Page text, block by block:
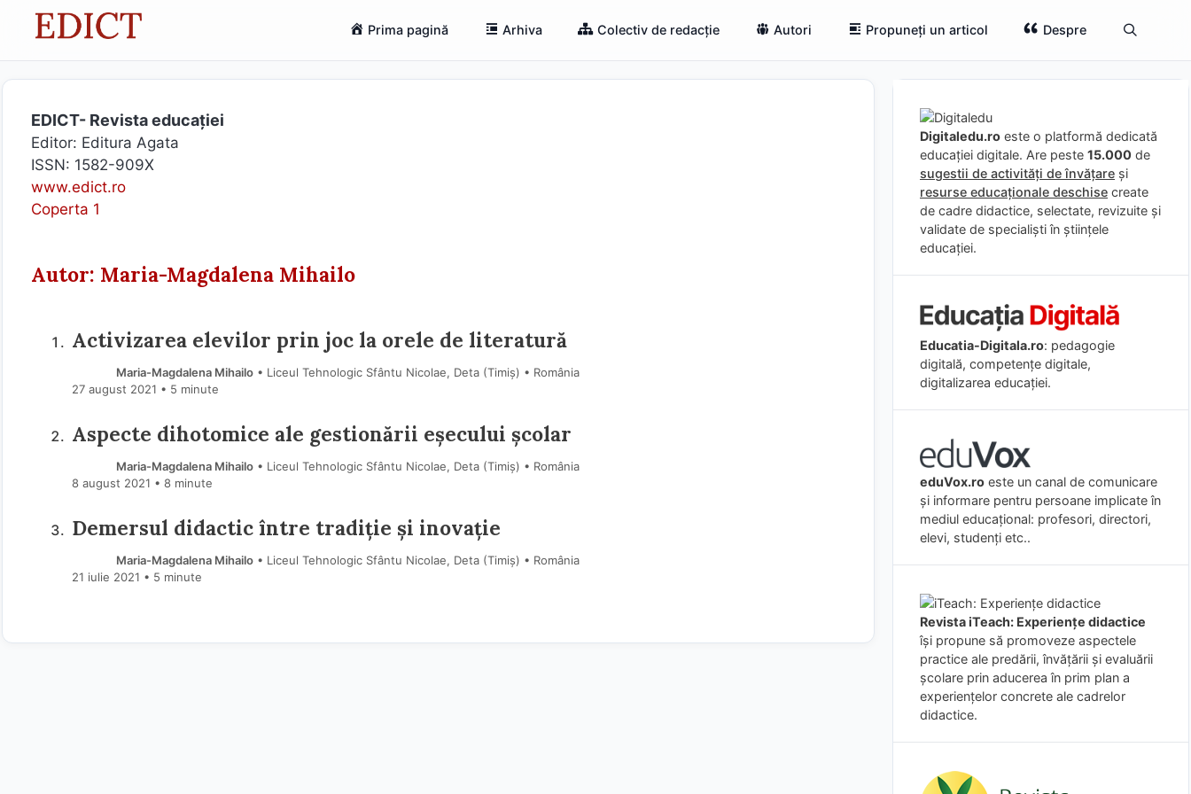
Prima pagină Arhiva Colectiv de redacție Autori Propuneți un articol Despre
EDICT- Revista educației
Editor: Editura Agata
ISSN: 1582-909X
www.edict.ro
Coperta 1
Autor: Maria-Magdalena Mihailo
Activizarea elevilor prin joc la orele de literatură
Maria-Magdalena Mihailo• Liceul Tehnologic Sfântu Nicolae, Deta (Timiş) • România
27 august 2021 • 5 minute
Aspecte dihotomice ale gestionării eșecului școlar
Maria-Magdalena Mihailo• Liceul Tehnologic Sfântu Nicolae, Deta (Timiş) • România
8 august 2021 • 8 minute
Demersul didactic între tradiție și inovație
Maria-Magdalena Mihailo• Liceul Tehnologic Sfântu Nicolae, Deta (Timiş) • România
21 iulie 2021 • 5 minute
Digitaledu.ro este o platformă dedicată
educației digitale. Are peste 15.000 de
sugestii de activități de învățare și
resurse educaționale deschise create
de cadre didactice, selectate, revizuite și
validate de specialiști în științele
educației.
Educatia-Digitala.ro: pedagogie
digitală, competențe digitale,
digitalizarea educației.
eduVox.ro este un canal de comunicare
și informare pentru persoane implicate în
mediul educațional: profesori, directori,
elevi, studenți etc..
Revista iTeach: Experienţe didactice
îşi propune să promoveze aspectele
practice ale predării, învăţării şi evaluării
şcolare prin aducerea în prim plan a
experienţelor concrete ale cadrelor
didactice.